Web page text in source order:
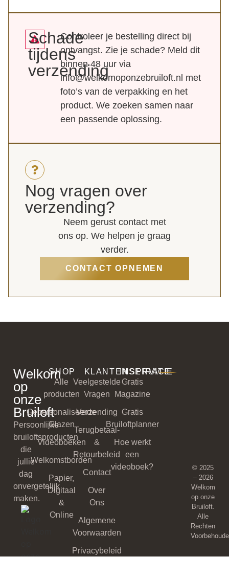
Schade
tijdens
verzending
Controleer je bestelling direct bij
ontvangst. Zie je schade? Meld dit
binnen 48 uur via
info@welkomoponzebruiloft.nl met
foto’s van de verpakking en het
product. We zoeken samen naar
een passende oplossing.
Nog vragen over
verzending?
Neem gerust contact met
ons op. We helpen je graag
verder.
CONTACT OPNEMEN
Welkom
op
onze
Bruiloft
Persoonlijke
bruiloftsproducten
die
jullie
dag
onvergetelijk
maken.
SHOP
Alle
producten
Gepersonaliseerde
Glazen
Videoboeken
Welkomstborden
Papier,
Digitaal
&
Online
KLANTENSERVICE
Veelgestelde
Vragen
Verzending
Terugbetaal-
&
Retourbeleid
Contact
Over
Ons
Algemene
Voorwaarden
Privacybeleid
INSPIRATIE
Gratis
Magazine
Gratis
Bruiloftplanner
Hoe werkt
een
videoboek?
© 2025
– 2026
Welkom
op onze
Bruiloft.
Alle
Rechten